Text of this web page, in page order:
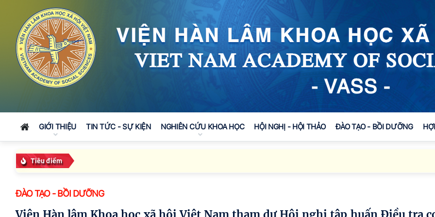
GIỚI THIỆU TIN TỨC - SỰ KIỆN NGHIÊN CỨU KHOA HỌC HỘI NGHỊ - HỘI THẢO ĐÀO TẠO - BỒI DƯỠNG
Tiêu điểm
ĐÀO TẠO - BỒI DƯỠNG